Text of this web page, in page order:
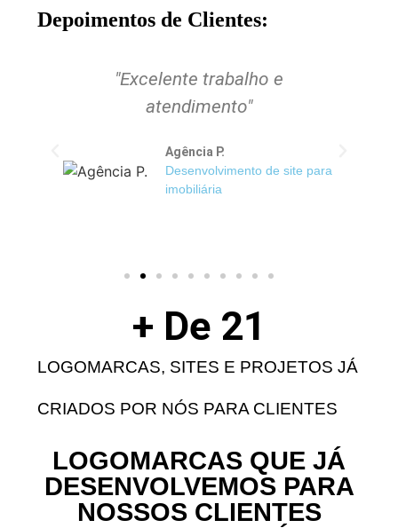
Depoimentos de Clientes:
"Excelente trabalho e
atendimento"
Agência P.
Desenvolvimento de site para
imobiliária
LOGOMARCAS, SITES E PROJETOS JÁ
CRIADOS POR NÓS PARA CLIENTES
+ De 21
LOGOMARCAS QUE JÁ
DESENVOLVEMOS PARA
NOSSOS CLIENTES